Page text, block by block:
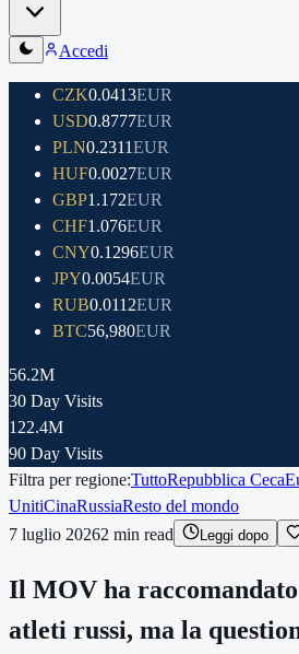
Accedi
CZK0.0413EUR
USD0.8777EUR
PLN0.2311EUR
HUF0.0027EUR
GBP1.172EUR
CHF1.076EUR
CNY0.1296EUR
JPY0.0054EUR
RUB0.0112EUR
BTC56,980EUR
56.2M
30 Day Visits
122.4M
90 Day Visits
Filtra per regione:TuttoRepubblica Ceca
UnitiCinaRussiaResto del mondo
7 luglio 20262 min read Leggi dopo
Il MOV ha
atleti russi, ma la